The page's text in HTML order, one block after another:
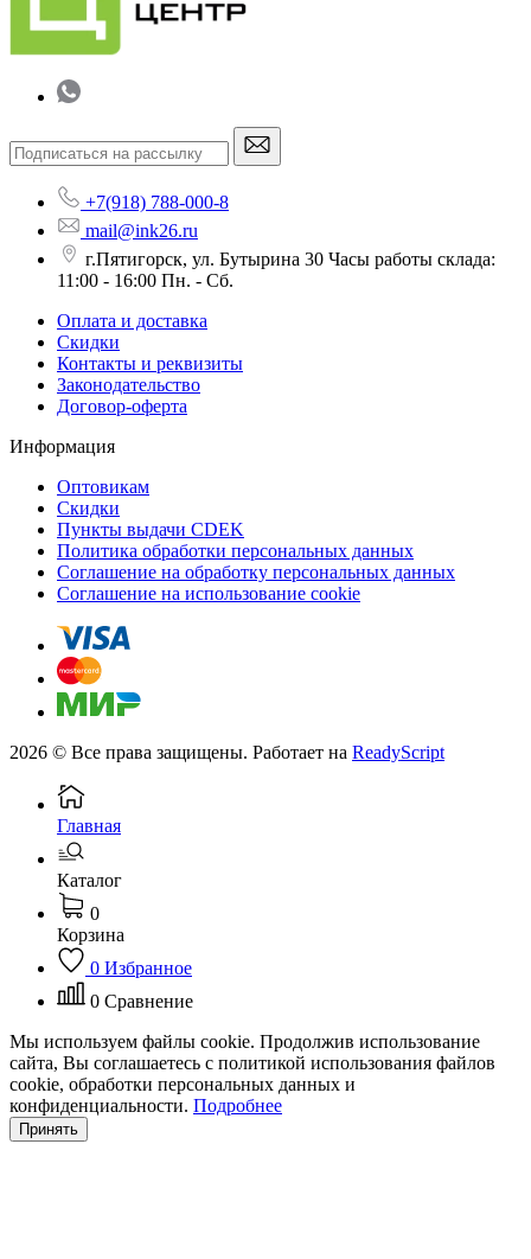
+7(918) 788-000-8
mail@ink26.ru
г.Пятигорск, ул. Бутырина 30 Часы работы склада:
11:00 - 16:00 Пн. - Сб.
Оплата и доставка
Скидки
Контакты и реквизиты
Законодательство
Договор-оферта
Информация
Оптовикам
Скидки
Пункты выдачи CDEK
Политика обработки персональных данных
Соглашение на обработку персональных данных
Соглашение на использование cookie
2026 © Все права защищены. Работает на ReadyScript
Главная
Каталог
0
Корзина
0 Избранное
0 Сравнение
Мы используем файлы cookie. Продолжив использование
сайта, Вы соглашаетесь с политикой использования файлов
cookie, обработки персональных данных и
конфиденциальности. Подробнее
Принять